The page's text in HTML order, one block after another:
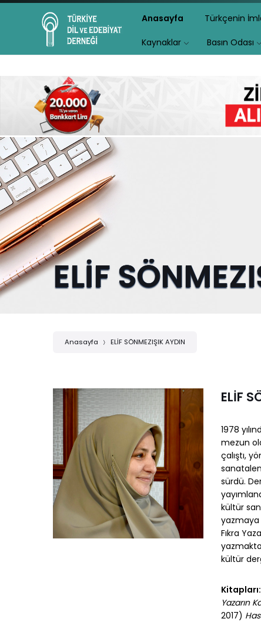
Anasayfa Türkçenin
Kaynaklar Basın Odası
ELİF
Anasayfa ELİF SÖNMEZIŞIK AYDIN
ELİF
1978
mezun
çalıştı,
sürdü.
kültür
yazmaya
Fıkra
kültür
Kitapları:
Yazarın
2017)